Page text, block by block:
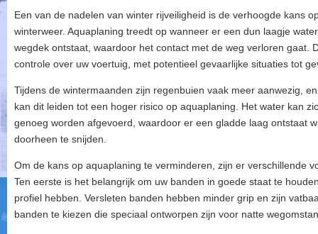
Een van de nadelen van winter rijveiligheid is de verhoogde kans
winterweer. Aquaplaning treedt op wanneer er een dun laagje
wegdek ontstaat, waardoor het contact met de weg verloren gaat.
controle over uw voertuig, met potentieel gevaarlijke situaties tot
Tijdens de wintermaanden zijn regenbuien vaak meer aanwezig,
kan dit leiden tot een hoger risico op aquaplaning. Het water kan
genoeg worden afgevoerd, waardoor er een gladde laag ontstaat
doorheen te snijden.
Om de kans op aquaplaning te verminderen, zijn er verschillende
Ten eerste is het belangrijk om uw banden in goede staat te
profiel hebben. Versleten banden hebben minder grip en zijn
banden te kiezen die speciaal ontworpen zijn voor natte